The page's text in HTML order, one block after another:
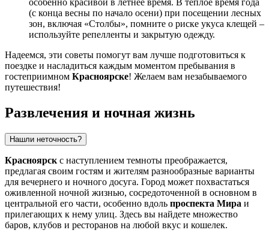
особенно красивой в летнее время. В теплое время года
(с конца весны по начало осени) при посещении лесных
зон, включая «Столбы», помните о риске укуса клещей –
используйте репелленты и закрытую одежду.
Надеемся, эти советы помогут вам лучше подготовиться к
поездке и насладиться каждым моментом пребывания в
гостеприимном Красноярске! Желаем вам незабываемого
путешествия!
Развлечения и ночная жизнь
Нашли неточность?
Красноярск с наступлением темноты преображается,
предлагая своим гостям и жителям разнообразные варианты
для вечернего и ночного досуга. Город может похвастаться
оживленной ночной жизнью, сосредоточенной в основном в
центральной его части, особенно вдоль проспекта Мира и
прилегающих к нему улиц. Здесь вы найдете множество
баров, клубов и ресторанов на любой вкус и кошелек.